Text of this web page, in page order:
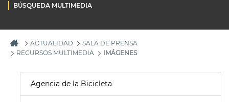
BÚSQUEDA MULTIMEDIA
ACTUALIDAD
SALA DE PRENSA
RECURSOS MULTIMEDIA
IMÁGENES
Agencia de la Bicicleta